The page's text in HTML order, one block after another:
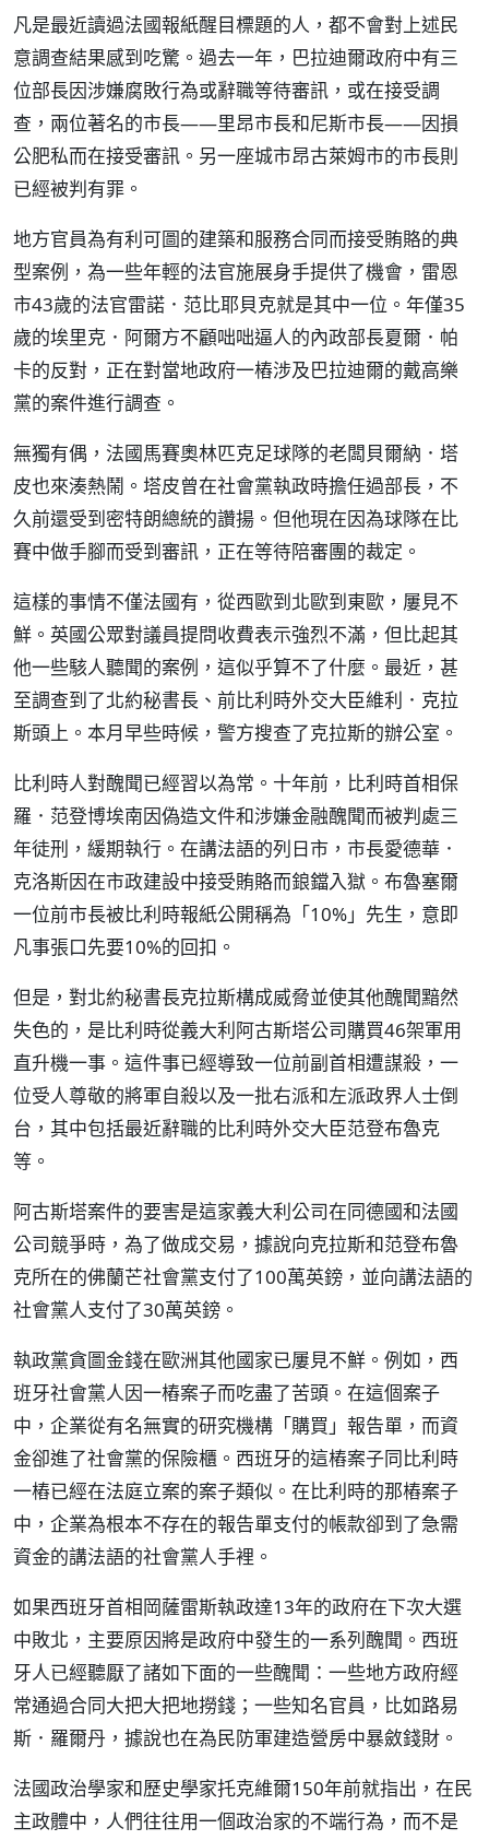
凡是最近讀過法國報紙醒目標題的人，都不會對上述民
意調查結果感到吃驚。過去一年，巴拉迪爾政府中有三
位部長因涉嫌腐敗行為或辭職等待審訊，或在接受調
查，兩位著名的市長——里昂市長和尼斯市長——因損
公肥私而在接受審訊。另一座城市昂古萊姆市的市長則
已經被判有罪。
地方官員為有利可圖的建築和服務合同而接受賄賂的典
型案例，為一些年輕的法官施展身手提供了機會，雷恩
市43歲的法官雷諾．范比耶貝克就是其中一位。年僅35
歲的埃里克．阿爾方不顧咄咄逼人的內政部長夏爾．帕
卡的反對，正在對當地政府一樁涉及巴拉迪爾的戴高樂
黨的案件進行調查。
無獨有偶，法國馬賽奧林匹克足球隊的老闆貝爾納．塔
皮也來湊熱鬧。塔皮曾在社會黨執政時擔任過部長，不
久前還受到密特朗總統的讚揚。但他現在因為球隊在比
賽中做手腳而受到審訊，正在等待陪審團的裁定。
這樣的事情不僅法國有，從西歐到北歐到東歐，屢見不
鮮。英國公眾對議員提問收費表示強烈不滿，但比起其
他一些駭人聽聞的案例，這似乎算不了什麼。最近，甚
至調查到了北約秘書長、前比利時外交大臣維利．克拉
斯頭上。本月早些時候，警方搜查了克拉斯的辦公室。
比利時人對醜聞已經習以為常。十年前，比利時首相保
羅．范登博埃南因偽造文件和涉嫌金融醜聞而被判處三
年徒刑，緩期執行。在講法語的列日市，市長愛德華．
克洛斯因在市政建設中接受賄賂而鋃鐺入獄。布魯塞爾
一位前市長被比利時報紙公開稱為「10%」先生，意即
凡事張口先要10%的回扣。
但是，對北約秘書長克拉斯構成威脅並使其他醜聞黯然
失色的，是比利時從義大利阿古斯塔公司購買46架軍用
直升機一事。這件事已經導致一位前副首相遭謀殺，一
位受人尊敬的將軍自殺以及一批右派和左派政界人士倒
台，其中包括最近辭職的比利時外交大臣范登布魯克
等。
阿古斯塔案件的要害是這家義大利公司在同德國和法國
公司競爭時，為了做成交易，據說向克拉斯和范登布魯
克所在的佛蘭芒社會黨支付了100萬英鎊，並向講法語的
社會黨人支付了30萬英鎊。
執政黨貪圖金錢在歐洲其他國家已屢見不鮮。例如，西
班牙社會黨人因一樁案子而吃盡了苦頭。在這個案子
中，企業從有名無實的研究機構「購買」報告單，而資
金卻進了社會黨的保險櫃。西班牙的這樁案子同比利時
一樁已經在法庭立案的案子類似。在比利時的那樁案子
中，企業為根本不存在的報告單支付的帳款卻到了急需
資金的講法語的社會黨人手裡。
如果西班牙首相岡薩雷斯執政達13年的政府在下次大選
中敗北，主要原因將是政府中發生的一系列醜聞。西班
牙人已經聽厭了諸如下面的一些醜聞：一些地方政府經
常通過合同大把大把地撈錢；一些知名官員，比如路易
斯．羅爾丹，據說也在為民防軍建造營房中暴斂錢財。
法國政治學家和歷史學家托克維爾150年前就指出，在民
主政體中，人們往往用一個政治家的不端行為，而不是